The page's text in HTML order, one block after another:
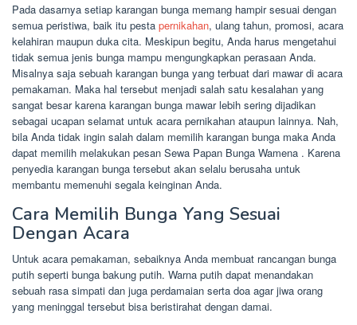
Pada dasarnya setiap karangan bunga memang hampir sesuai dengan
semua peristiwa, baik itu pesta pernikahan, ulang tahun, promosi, acara
kelahiran maupun duka cita. Meskipun begitu, Anda harus mengetahui
tidak semua jenis bunga mampu mengungkapkan perasaan Anda.
Misalnya saja sebuah karangan bunga yang terbuat dari mawar di acara
pemakaman. Maka hal tersebut menjadi salah satu kesalahan yang
sangat besar karena karangan bunga mawar lebih sering dijadikan
sebagai ucapan selamat untuk acara pernikahan ataupun lainnya. Nah,
bila Anda tidak ingin salah dalam memilih karangan bunga maka Anda
dapat memilih melakukan pesan Sewa Papan Bunga Wamena . Karena
penyedia karangan bunga tersebut akan selalu berusaha untuk
membantu memenuhi segala keinginan Anda.
Cara Memilih Bunga Yang Sesuai
Dengan Acara
Untuk acara pemakaman, sebaiknya Anda membuat rancangan bunga
putih seperti bunga bakung putih. Warna putih dapat menandakan
sebuah rasa simpati dan juga perdamaian serta doa agar jiwa orang
yang meninggal tersebut bisa beristirahat dengan damai.